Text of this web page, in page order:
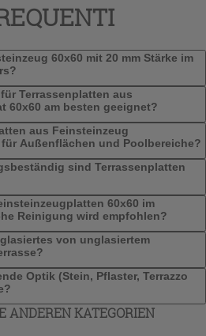
60x60 mit 20 mm Stärke im
Terrassenplatten aus
60x60 am besten geeignet?
aus Feinsteinzeug
Außenflächen und Poolbereiche?
sind Terrassenplatten
60x60 im
Reinigung wird empfohlen?
von unglasiertem
Optik (Stein, Pflaster, Terrazzo
ANDEREN KATEGORIEN